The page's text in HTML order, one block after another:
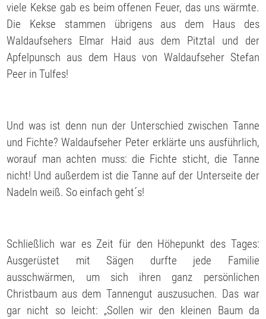
viele Kekse gab es beim offenen Feuer, das uns wärmte.
Die Kekse stammen übrigens aus dem Haus des
Waldaufsehers Elmar Haid aus dem Pitztal und der
Apfelpunsch aus dem Haus von Waldaufseher Stefan
Peer in Tulfes!
Und was ist denn nun der Unterschied zwischen Tanne
und Fichte? Waldaufseher Peter erklärte uns ausführlich,
worauf man achten muss: die Fichte sticht, die Tanne
nicht! Und außerdem ist die Tanne auf der Unterseite der
Nadeln weiß. So einfach geht´s!
Schließlich war es Zeit für den Höhepunkt des Tages:
Ausgerüstet mit Sägen durfte jede Familie
ausschwärmen, um sich ihren ganz persönlichen
Christbaum aus dem Tannengut auszusuchen. Das war
gar nicht so leicht: „Sollen wir den kleinen Baum da